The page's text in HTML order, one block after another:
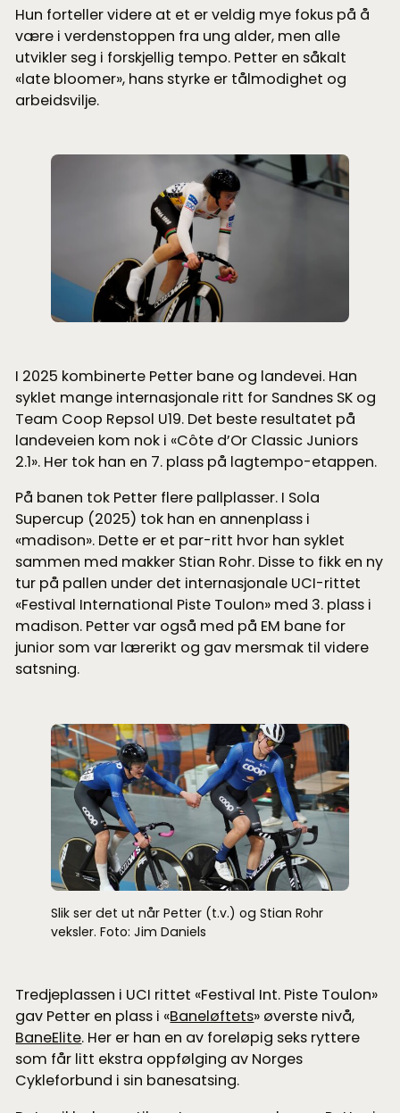
Hun forteller videre at et er veldig mye fokus på å
være i verdenstoppen fra ung alder, men alle
utvikler seg i forskjellig tempo. Petter en såkalt
«late bloomer», hans styrke er tålmodighet og
arbeidsvilje.
I 2025 kombinerte Petter bane og landevei. Han
syklet mange internasjonale ritt for Sandnes SK og
Team Coop Repsol U19. Det beste resultatet på
landeveien kom nok i «Côte d’Or Classic Juniors
2.1». Her tok han en 7. plass på lagtempo-etappen.
På banen tok Petter flere pallplasser. I Sola
Supercup (2025) tok han en annenplass i
«madison». Dette er et par-ritt hvor han syklet
sammen med makker Stian Rohr. Disse to fikk en ny
tur på pallen under det internasjonale UCI-rittet
«Festival International Piste Toulon» med 3. plass i
madison. Petter var også med på EM bane for
junior som var lærerikt og gav mersmak til videre
satsning.
Slik ser det ut når Petter (t.v.) og Stian Rohr
veksler. Foto: Jim Daniels
Tredjeplassen i UCI rittet «Festival Int. Piste Toulon»
gav Petter en plass i «Baneløftets» øverste nivå,
BaneElite. Her er han en av foreløpig seks ryttere
som får litt ekstra oppfølging av Norges
Cykleforbund i sin banesatsing.